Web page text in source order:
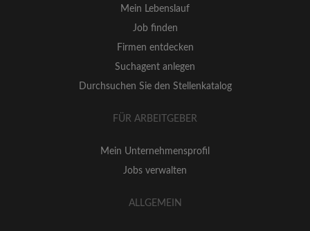
Mein Lebenslauf
Job finden
Firmen entdecken
Suchagent anlegen
Durchsuchen Sie den Stellenkatalog
FÜR ARBEITGEBER
Mein Unternehmensprofil
Jobs verwalten
ALLGEMEIN